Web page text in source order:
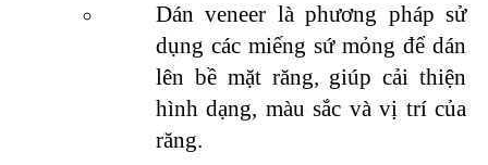
Dán veneer là phương pháp sử
dụng các miếng sứ mỏng để dán
lên bề mặt răng, giúp cải thiện
hình dạng, màu sắc và vị trí của
răng.